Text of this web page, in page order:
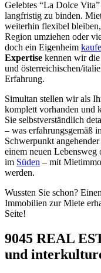
Gelebtes “La Dolce
langfristig zu binden.
weiterhin flexibel
Region umziehen oder
doch ein Eigenheim
Expertise kennen wir die
und österreichischen/
Erfahrung.
Simultan stellen wir als
komplett vorhanden und
Sie selbstverständlich
– was erfahrungsgemäß
Schwerpunkt
einem neuen
im Süden – mit
werden.
Wussten Sie schon?
Immobilien zur Miete
Seite!
9045 REAL
und